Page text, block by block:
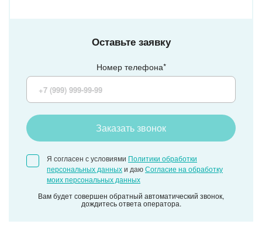
Оставьте заявку
Номер телефона*
Заказать звонок
Я согласен с условиями Политики обработки
персональных данныхи даюСогласие на обработку
моих персональных данных
Вам будет совершен обратный автоматический звонок,
дождитесь ответа оператора.